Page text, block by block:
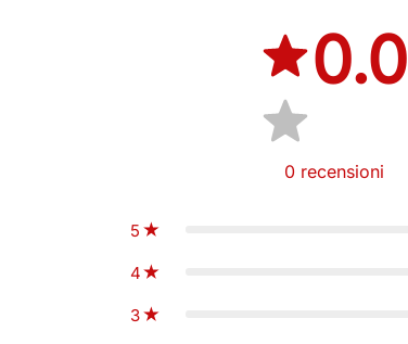
0.0
0 recensioni
5
4
3